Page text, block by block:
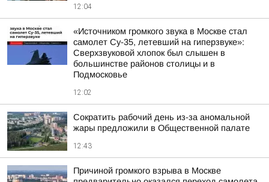
12:04
«Источником громкого звука в Москве стал
самолет Су-35, летевший на гиперзвуке»:
Сверхзвуковой хлопок был слышен в
большинстве районов столицы и в
Подмосковье
12:02
Сократить рабочий день из-за аномальной
жары предложили в Общественной палате
12:43
Причиной громкого взрыва в Москве